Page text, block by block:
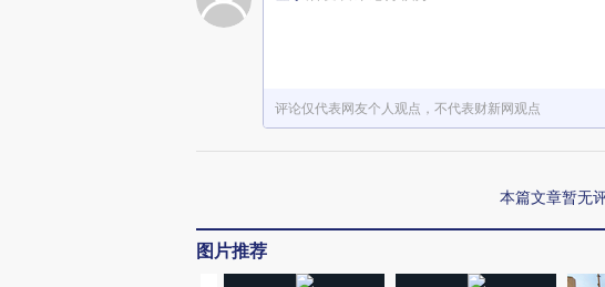
评论仅代表网友个人观点，不代表财新网观点
本篇文章暂无
图片推荐